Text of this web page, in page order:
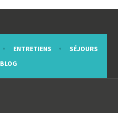
ENTRETIENS
SÉJOURS
BLOG